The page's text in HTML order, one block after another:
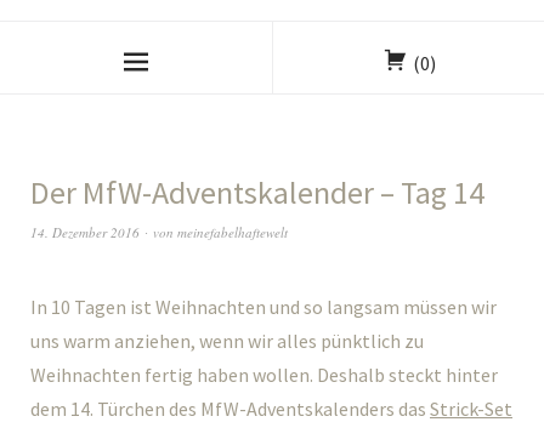
(0)
Der MfW-Adventskalender – Tag 14
14. Dezember 2016 von meinefabelhaftewelt
In 10 Tagen ist Weihnachten und so langsam müssen wir
uns warm anziehen, wenn wir alles pünktlich zu
Weihnachten fertig haben wollen. Deshalb steckt hinter
dem 14. Türchen des MfW-Adventskalenders das Strick-Set